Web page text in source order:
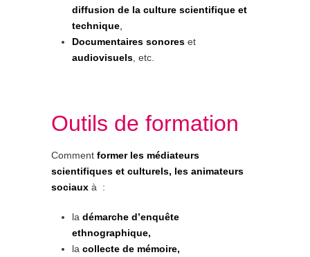
diffusion de la culture scientifique et
technique
Documentaires sonores et
audiovisuels , etc.
Outils de formation
Comment former les médiateurs
scientifiques et culturels, les animateurs
sociaux à :
la démarche d’enquête
ethnographique,
la collecte de mémoire,